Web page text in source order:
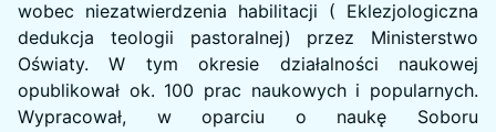
wobec niezatwierdzenia habilitacji ( Eklezjologiczna
dedukcja teologii pastoralnej) przez Ministerstwo
Oświaty. W tym okresie działalności naukowej
opublikował ok. 100 prac naukowych i popularnych.
Wypracował, w oparciu o naukę Soboru